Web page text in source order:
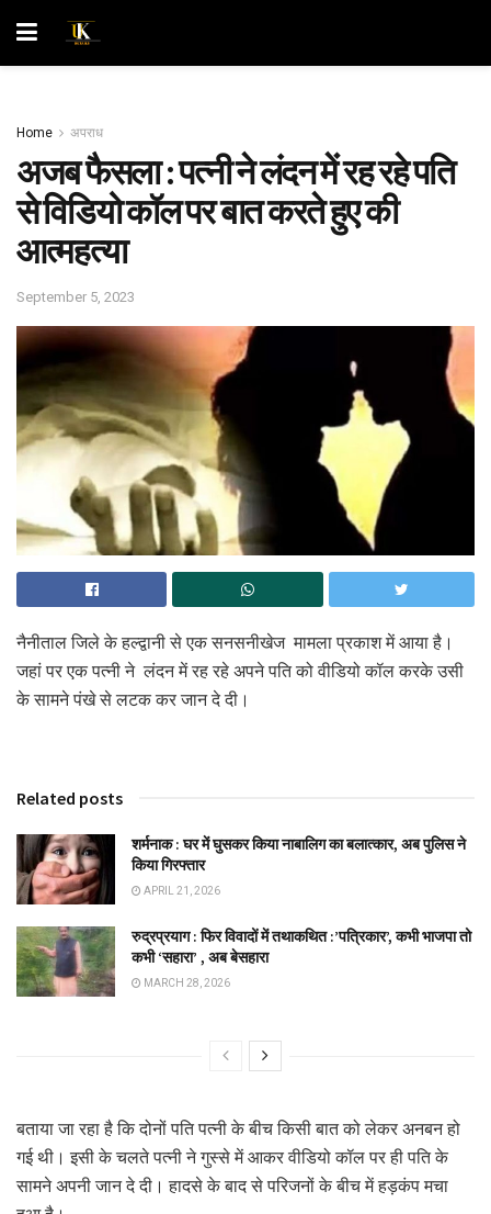
Home अपराध
अजब फैसला : पत्नी ने लंदन में रह रहे पति
से विडियो कॉल पर बात करते हुए की
आत्महत्या
September 5, 2023
नैनीताल जिले के हल्द्वानी से एक सनसनीखेज मामला प्रकाश में आया है।
जहां पर एक पत्नी ने लंदन में रह रहे अपने पति को वीडियो कॉल करके उसी
के सामने पंखे से लटक कर जान दे दी।
Related posts
शर्मनाक : घर में घुसकर किया नाबालिग का बलात्कार, अब पुलिस ने
किया गिरफ्तार
APRIL 21, 2026
रुद्रप्रयाग : फिर विवादों में तथाकथित :’पत्रिकार’, कभी भाजपा तो
कभी ‘सहारा’ , अब बेसहारा
MARCH 28, 2026
बताया जा रहा है कि दोनों पति पत्नी के बीच किसी बात को लेकर अनबन हो
गई थी। इसी के चलते पत्नी ने गुस्से में आकर वीडियो कॉल पर ही पति के
सामने अपनी जान दे दी। हादसे के बाद से परिजनों के बीच में हड़कंप मचा